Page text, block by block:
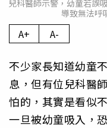
兒科醫師示警，幼童若誤
導致無法呼
A+ A-
不少家長知道幼童
息，但有位兒科醫
怕的，其實是看似
一旦被幼童吸入，